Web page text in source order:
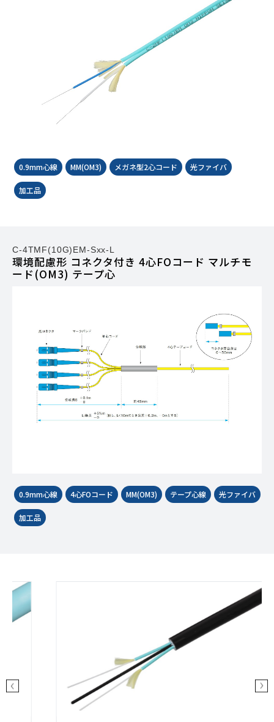
0.9mm心線 MM(OM3) メガネ型2心コード 光ファイバ
加工品
C-4TMF(10G)EM-Sxx-L
環境配慮形 コネクタ付き 4心FOコード マルチモ
ード(OM3) テープ心
0.9mm心線 4心FOコード MM(OM3) テープ心線 光ファイバ
加工品